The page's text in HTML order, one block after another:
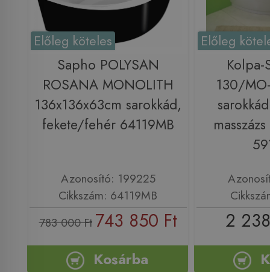
Előleg köteles
Sapho POLYSAN
ROSANA MONOLITH
136x136x63cm sarokkád,
fekete/fehér 64119MB
Azonosító: 199225
Cikkszám: 64119MB
783 000 Ft 743 850 Ft
Kosárba
Előleg
Kolpa-
130/
2